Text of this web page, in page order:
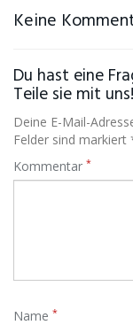
Keine
Du hast eine
Teile sie mit uns!
Deine E-Mail-
Felder sind markiert
Kommentar *
Name *